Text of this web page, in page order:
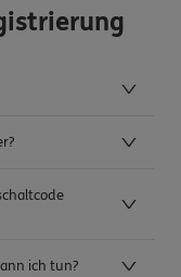
ich tun?